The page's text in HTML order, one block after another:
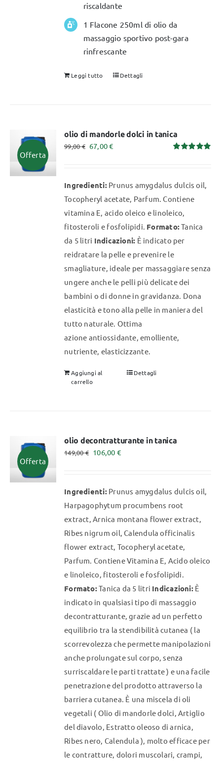
riscaldante
1 Flacone 250ml di olio da
massaggio sportivo post-gara
rinfrescante
Leggi tutto Dettagli
Offerta
olio di mandorle dolci in tanica
99,00€ Il
era:
99,00 €.
67,00€Il
è:
67,00 €.
Ingredienti:Prunus amygdalus dulcis oil,
Tocopheryl acetate, Parfum. Contiene
vitamina E, acido oleico e linoleico,
fitosteroli e fosfolipidi. Formato:Tanica
da 5 litri Indicazioni: È indicato per
reidratare la pelle e prevenire le
smagliature, ideale per massaggiare senza
ungere anche le pelli più delicate dei
bambini o di donne in gravidanza. Dona
elasticità e tono alla pelle in maniera del
tutto naturale. Ottima
azione antiossidante, emolliente,
nutriente, elasticizzante.
Aggiungi al
carrello
Dettagli
Offerta
olio decontratturante in tanica
149,00€ Il
era:
149,00 €.
106,00 €Il
è:
106,00 €.
Ingredienti:Prunus amygdalus dulcis oil,
Harpagophytum procumbens root
extract, Arnica montana flower extract,
Ribes nigrum oil, Calendula officinalis
flower extract, Tocopheryl acetate,
Parfum. Contiene Vitamina E, Acido oleico
e linoleico, fitosteroli e fosfolipidi.
Formato:Tanica da 5 litri Indicazioni:È
indicato in qualsiasi tipo di massaggio
decontratturante, grazie ad un perfetto
equilibrio tra la stendibilità cutanea ( la
scorrevolezza che permette manipolazioni
anche prolungate sul corpo, senza
surriscaldare le parti trattate ) e una facile
penetrazione del prodotto attraverso la
barriera cutanea. È una miscela di oli
vegetali ( Olio di mandorle dolci, Artiglio
del diavolo, Estratto oleoso di arnica,
Ribes nero, Calendula ), molto efficace per
le contratture, dolori muscolari, crampi,